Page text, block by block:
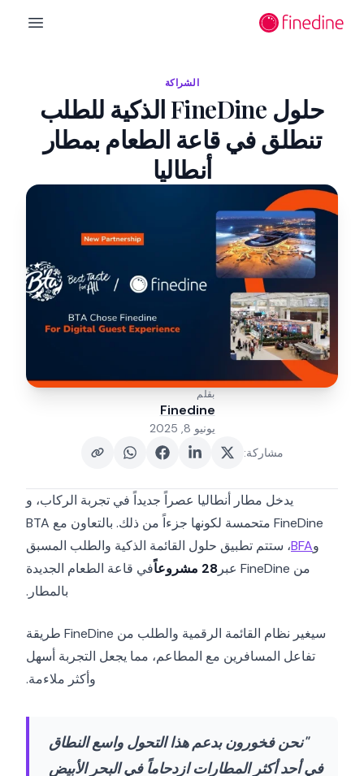
menu
الشراكة
حلول FineDine الذكية للطلب
تنطلق في قاعة الطعام بمطار
أنطاليا
بقلم
Finedine
يونيو 8, 2025
مشاركة:
يدخل مطار أنطاليا عصراً جديداً في تجربة الركاب، و
FineDine متحمسة لكونها جزءاً من ذلك. بالتعاون مع BTA
وBFA، ستتم تطبيق حلول القائمة الذكية والطلب المسبق
من FineDine عبر
28 مشروعاً
في قاعة الطعام الجديدة
بالمطار.
سيغير نظام القائمة الرقمية والطلب من FineDine طريقة
تفاعل المسافرين مع المطاعم، مما يجعل التجربة أسهل
وأكثر ملاءمة.
"نحن فخورون بدعم هذا التحول واسع النطاق
في أحد أكثر المطارات ازدحاماً في البحر الأبيض